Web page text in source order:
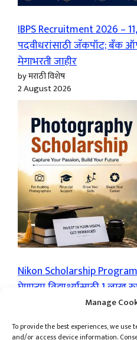
Manage
To provide the best experiences, we use
and/or access device information.
IBPS Recruitment 2026 –
पदवीधरांसाठी जॅकपॉट; बँक ऑफ
मेगाभरती जाहीर
by मराठी विशेष
2 August 2026
Nikon Scholarship Program
घेणाऱ्या विद्यार्थ्यांसाठी 1 लाख